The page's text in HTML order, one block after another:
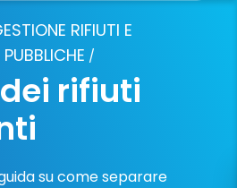
RIFIUTI E
/
rifiuti
su come separare